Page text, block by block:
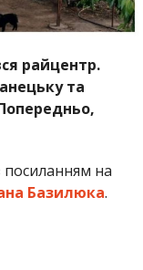
райцентр.
та
посиланням на
Базилюка.